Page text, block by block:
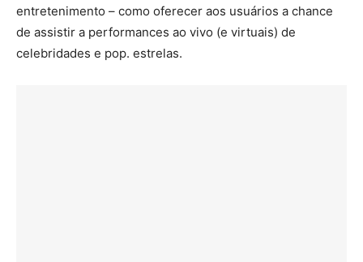
entretenimento – como oferecer aos usuários a chance
de assistir a performances ao vivo (e virtuais) de
celebridades e pop. estrelas.